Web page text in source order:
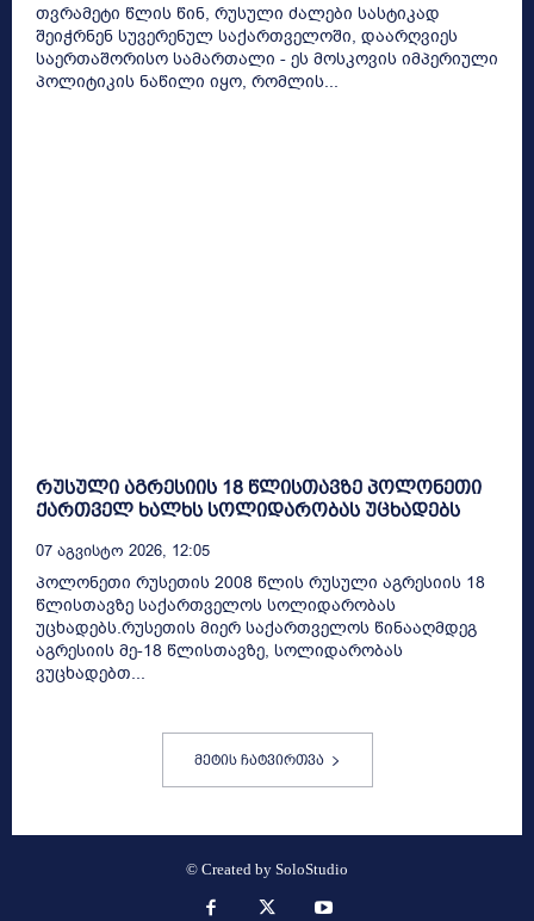
თვრამეტი წლის წინ, რუსული ძალები სასტიკად
შეიჭრნენ სუვერენულ საქართველოში, დაარღვიეს
საერთაშორისო სამართალი - ეს მოსკოვის იმპერიული
პოლიტიკის ნაწილი იყო, რომლის...
რუსული აგრესიის 18 წლისთავზე პოლონეთი
ქართველ ხალხს სოლიდარობას უცხადებს
07 Აგვისტო 2026, 12:05
პოლონეთი რუსეთის 2008 წლის რუსული აგრესიის 18
წლისთავზე საქართველოს სოლიდარობას
უცხადებს.რუსეთის მიერ საქართველოს წინააღმდეგ
აგრესიის მე-18 წლისთავზე, სოლიდარობას
ვუცხადებთ...
მეტის ჩატვირთვა
© Created by SoloStudio